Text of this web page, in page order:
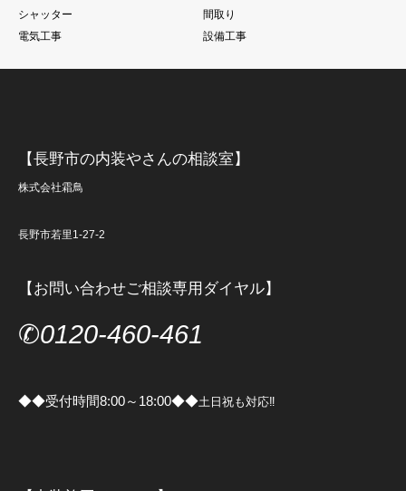
シャッター
間取り
電気工事
設備工事
【長野市の内装やさんの相談室】
株式会社霜鳥
長野市若里1-27-2
【お問い合わせご相談専用ダイヤル】
✆0120-460-461
◆◆受付時間8:00～18:00◆◆土日祝も対応‼